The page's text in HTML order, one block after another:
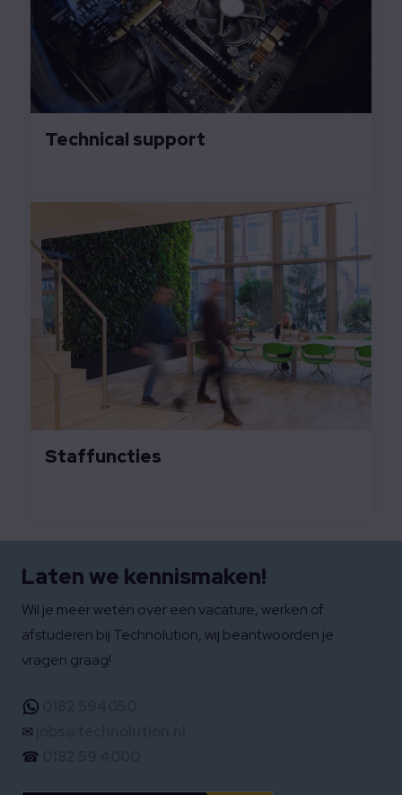
Technical support
Staffuncties
Laten we kennismaken!
Wil je meer weten over een vacature, werken of
afstuderen bij Technolution, wij beantwoorden je
vragen graag!
✉
☎